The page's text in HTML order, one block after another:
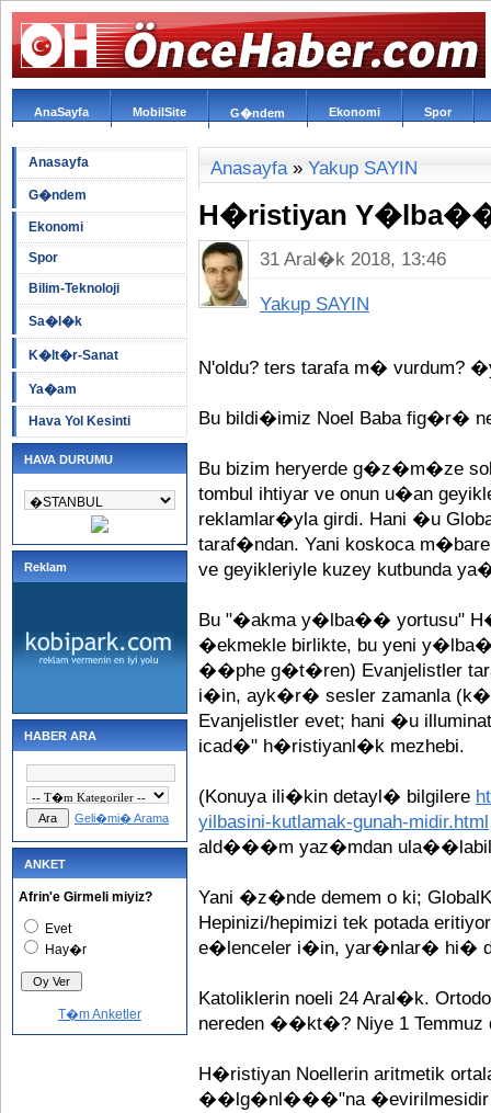
AnaSayfa MobilSite G�ndem Ekonomi Spor
Anasayfa
G�ndem
Ekonomi
Spor
Bilim-Teknoloji
Sa�l�k
K�lt�r-Sanat
Ya�am
Hava Yol Kesinti
HAVA DURUMU
Reklam
HABER ARA
Geli�mi� Arama
ANKET
Afrin'e Girmeli miyiz?
Evet
Hay�r
T�m Anketler
Anasayfa» Yakup SAYIN
H�ristiyan
31 Aral�k 2018, 13:46
Yakup SAYIN
N'oldu? ters tarafa m� vurdum?
Bu bildi�imiz Noel Baba fig�r�
Bu bizim heryerde g�z�m�ze
tombul ihtiyar ve onun u�an
reklamlar�yla girdi. Hani �u
taraf�ndan. Yani koskoca
ve geyikleriyle kuzey kutbunda
Bu "�akma y�lba�� yortusu"
�ekmekle birlikte, bu yeni
��phe g�t�ren) Evanjelistler
i�in, ayk�r� sesler zamanla
Evanjelistler evet; hani �u
icad�" h�ristiyanl�k mezhebi.
(Konuya ili�kin detayl� bilgilere
yilbasini-kutlamak-gunah-midir.html
ald���m yaz�mdan
Yani �z�nde demem o ki;
Hepinizi/hepimizi tek potada
e�lenceler i�in, yar�nlar� hi�
Katoliklerin noeli 24 Aral�k.
nereden ��kt�? Niye 1 Temmuz
H�ristiyan Noellerin aritmetik
��lg�nl���"na �evirilmesidir